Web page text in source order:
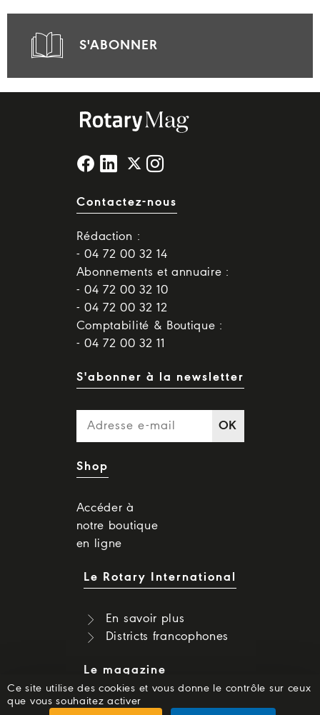
S'ABONNER
Contactez-nous
Rédaction :
- 04 72 00 32 14
Abonnements et annuaire :
- 04 72 00 32 10
- 04 72 00 32 12
Comptabilité & Boutique :
- 04 72 00 32 11
S'abonner à la newsletter
OK
Shop
Accéder à
notre boutique
en ligne
Le Rotary International
En savoir plus
Districts francophones
Le magazine
Dernier numéro
Ce site utilise des cookies et vous donne le contrôle sur ceux
que vous souhaitez activer